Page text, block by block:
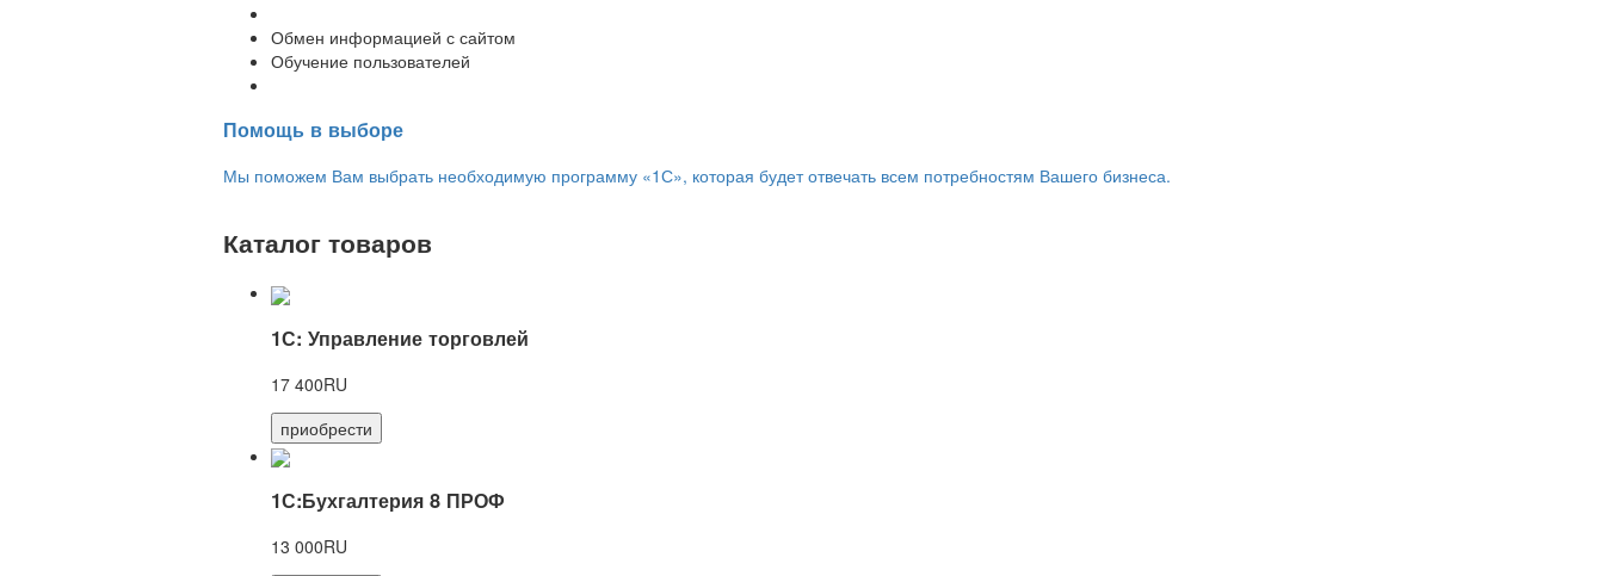
Обмен информацией с сайтом
Обучение пользователей
Помощь в выборе
Мы поможем Вам выбрать необходимую программу «1С», которая будет отвечать всем потребностям Вашего бизнеса.
Каталог товаров
1С: Управление торговлей
17 400RU
приобрести
1С:Бухгалтерия 8 ПРОФ
13 000RU